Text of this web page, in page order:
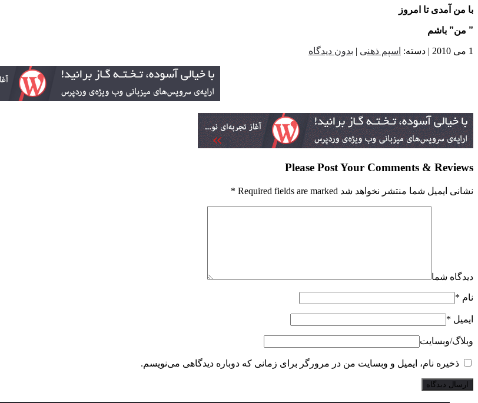
با من آمدی تا امروز
” من” باشم
1 می 2010 | دسته: اسپم ذهنی | بدون دیدگاه
Please Post Your Comments & Reviews
نشانی ایمیل شما منتشر نخواهد شد Required fields are marked *
دیدگاه شما
نام *
ایمیل *
وبلاگ‌/‌وبسایت
ذخیره نام، ایمیل و وبسایت من در مرورگر برای زمانی که دوباره دیدگاهی می‌نویسم.